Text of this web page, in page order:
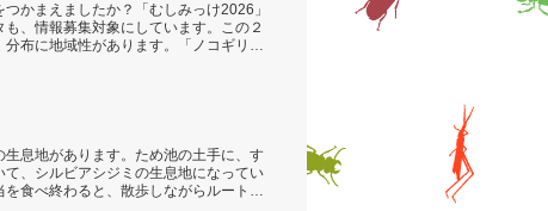
かまえましたか？「むしみっけ2026」
、情報募集対象にしています。この２
布に地域性があります。「ノコギリク
息地があります。ため池の土手に、す
、シルビアシジミの生息地になってい
食べ終わると、散歩しながらルートセ